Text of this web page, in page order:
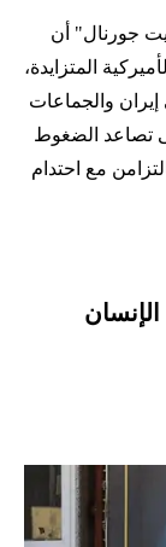
جورنال" أن
المتزايدة،
والجماعات
تصاعد الضغوط
مع احتدام
الإنسان